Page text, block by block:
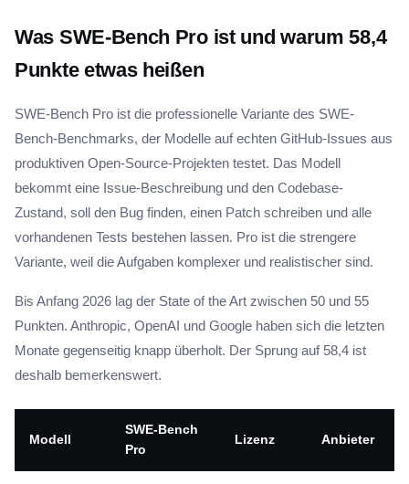
Was SWE-Bench Pro ist und warum 58,4
Punkte etwas heißen
SWE-Bench Pro ist die professionelle Variante des SWE-
Bench-Benchmarks, der Modelle auf echten GitHub-Issues aus
produktiven Open-Source-Projekten testet. Das Modell
bekommt eine Issue-Beschreibung und den Codebase-
Zustand, soll den Bug finden, einen Patch schreiben und alle
vorhandenen Tests bestehen lassen. Pro ist die strengere
Variante, weil die Aufgaben komplexer und realistischer sind.
Bis Anfang 2026 lag der State of the Art zwischen 50 und 55
Punkten. Anthropic, OpenAI und Google haben sich die letzten
Monate gegenseitig knapp überholt. Der Sprung auf 58,4 ist
deshalb bemerkenswert.
Modell
SWE-Bench
Pro
Lizenz Anbieter